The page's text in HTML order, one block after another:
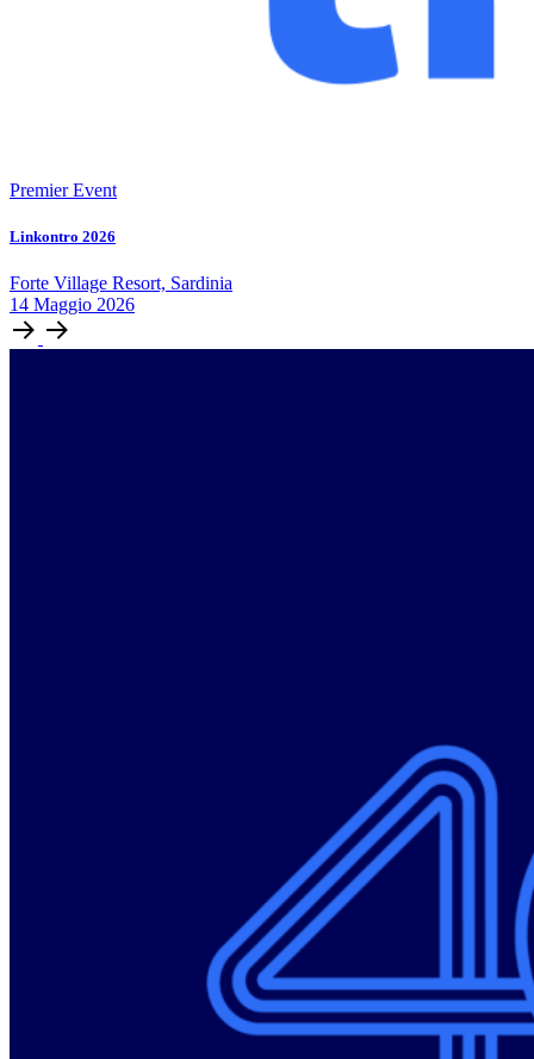
Premier Event
Linkontro 2026
Forte Village Resort, Sardinia
14 Maggio 2026